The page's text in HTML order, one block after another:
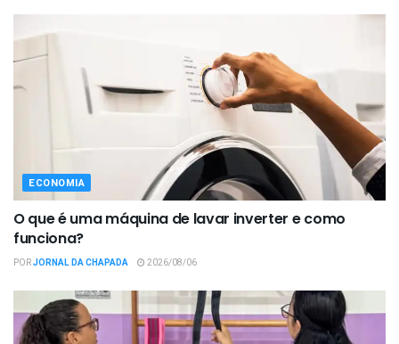
ECONOMIA
O que é uma máquina de lavar inverter e como
funciona?
PORJORNAL DA CHAPADA 2026/08/06